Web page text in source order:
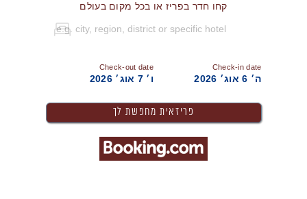
קחו חדר בפריז או בכל מקום בעולם
Check-in date
ה׳ 6 אוג׳ 2026
Check-out date
ו׳ 7 אוג׳ 2026